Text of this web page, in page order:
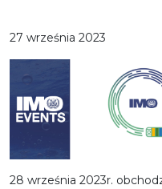
27 września 2023
28 września 2023r.